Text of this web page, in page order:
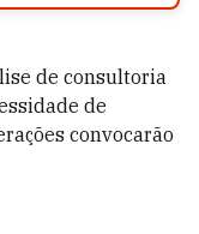
de consultoria
de
convocarão